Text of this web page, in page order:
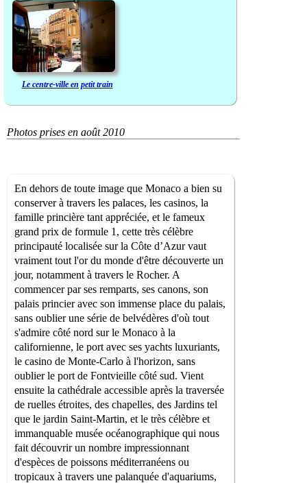
Le centre-ville en petit train
Photos prises en août 2010
En dehors de toute image que Monaco a bien su
conserver à travers les palaces, les casinos, la
famille princière tant appréciée, et le fameux
grand prix de formule 1, cette très célèbre
principauté localisée sur la Côte d’Azur vaut
vraiment tout l'or du monde d'être découverte un
jour, notamment à travers le Rocher. A
commencer par ses remparts, ses canons, son
palais princier avec son immense place du palais,
sans oublier une série de belvédères d'où tout
s'admire côté nord sur le Monaco à la
californienne, le port avec ses yachts luxuriants,
le casino de Monte-Carlo à l'horizon, sans
oublier le port de Fontvieille côté sud. Vient
ensuite la cathédrale accessible après la traversée
de ruelles étroites, des chapelles, des Jardins tel
que le jardin Saint-Martin, et le très célèbre et
immanquable musée océanographique qui nous
fait découvrir un nombre impressionnant
d'espèces de poissons méditerranéens ou
tropicaux à travers une palanquée d'aquariums,